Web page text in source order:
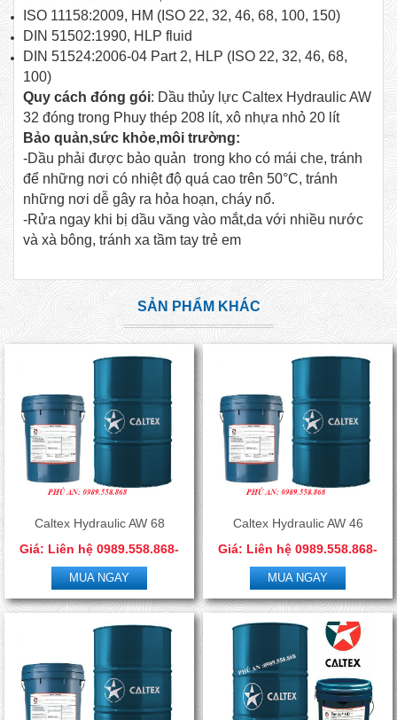
ISO 11158:2009, HM (ISO 22, 32, 46, 68, 100, 150)
DIN 51502:1990, HLP fluid
DIN 51524:2006-04 Part 2, HLP (ISO 22, 32, 46, 68,
100)
Quy cách đóng gói: Dầu thủy lực Caltex Hydraulic AW
32 đóng trong Phuy thép 208 lít, xô nhựa nhỏ 20 lít
Bảo quản,sức khỏe,môi trường:
-Dầu phải được bảo quản trong kho có mái che, tránh
để những nơi có nhiệt độ quá cao trên 50°C, tránh
những nơi dễ gây ra hỏa hoạn, cháy nổ.
-Rửa ngay khi bị dầu văng vào mắt,da với nhiều nước
và xà bông, tránh xa tầm tay trẻ em
SẢN PHẨM KHÁC
Caltex Hydraulic AW 68
Giá: Liên hệ 0989.558.868-
0966.506.288
MUA NGAY
Caltex Hydraulic AW 46
Giá: Liên hệ 0989.558.868-
0966.506.288
MUA NGAY